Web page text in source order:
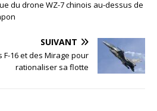
du drone WZ-7 chinois au-dessus de
SUIVANT
F-16 et des Mirage pour
rationaliser sa flotte